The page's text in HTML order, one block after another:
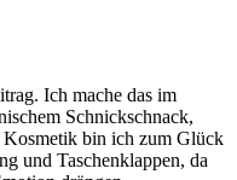
Ich mache das im
Schnickschnack,
Kosmetik bin ich zum Glück
und Taschenklappen, da